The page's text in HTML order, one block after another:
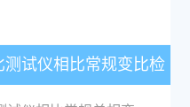
测试仪相比常规变比检